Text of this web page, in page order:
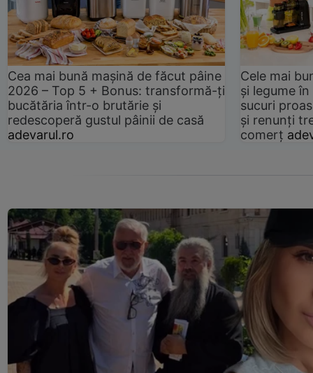
Cea mai bună mașină de făcut pâine
2026 – Top 5 + Bonus: transformă-ți
bucătăria într-o brutărie și
redescoperă gustul pâinii de casă
adevarul.ro
Cele mai
și legume
sucuri
și renunți
comerț